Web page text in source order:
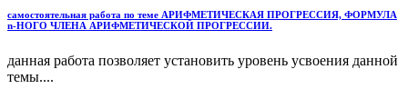
самостоятельная работа по теме АРИФМЕТИЧЕСКАЯ ПРОГРЕССИЯ, ФОРМУЛА
n-НОГО ЧЛЕНА АРИФМЕТИЧЕСКОЙ ПРОГРЕССИИ.
данная работа позволяет установить уровень усвоения данной
темы....